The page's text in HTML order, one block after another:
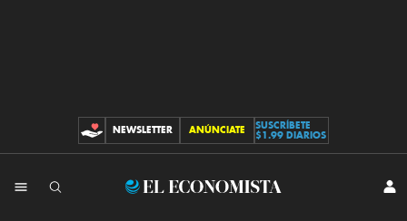
CONTRIBUCIONES
NEWSLETTER ANÚNCIATE
SUSCRÍBETE
$1.99 DIARIOS
El